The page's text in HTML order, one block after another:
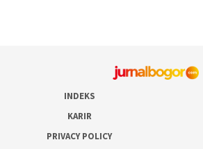
INDEKS
KARIR
PRIVACY POLICY